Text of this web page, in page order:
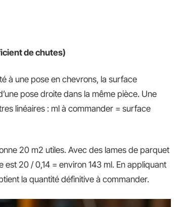
de chutes)
à une pose en chevrons, la surface
pose droite dans la même pièce. Une
linéaires : ml à commander = surface
20 m2 utiles. Avec des lames de parquet
20 / 0,14 = environ 143 ml. En appliquant
la quantité définitive à commander.